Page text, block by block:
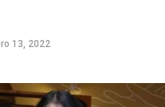
13, 2022